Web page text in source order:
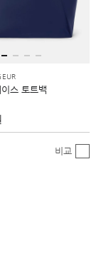
스 토트백
비교